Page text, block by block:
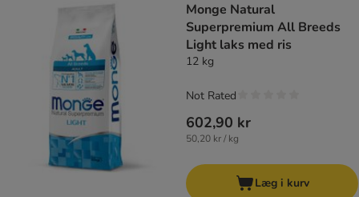
Monge Natural
Superpremium All Breeds
Light laks med ris
12 kg
602,90 kr
50,20 kr / kg
Not Rated
Læg i kurv